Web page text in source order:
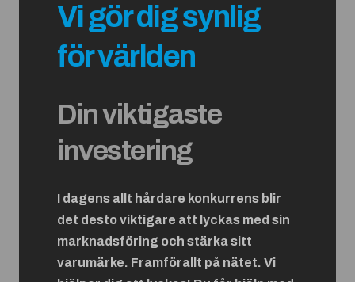
Vi gör dig synlig
för världen
Din viktigaste
investering
I dagens allt hårdare konkurrens blir
det desto viktigare att lyckas med sin
marknadsföring och stärka sitt
varumärke. Framförallt på nätet. Vi